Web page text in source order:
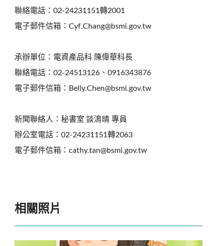
聯絡電話：02-24231151轉2001
電子郵件信箱：Cyf.Chang@bsmi.gov.tw
承辦單位：電資產品科 陳偉華科長
聯絡電話：02-24513126、0916343876
電子郵件信箱：Belly.Chen@bsmi.gov.tw
新聞聯絡人：秘書室 談淯晴 專員
辦公室電話：02-24231151轉2063
電子郵件信箱：cathy.tan@bsmi.gov.tw
相關照片